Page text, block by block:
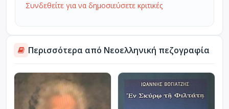
Συνδεθείτε για να δημοσιεύσετε κριτικές
Περισσότερα από Νεοελληνική πεζογραφία